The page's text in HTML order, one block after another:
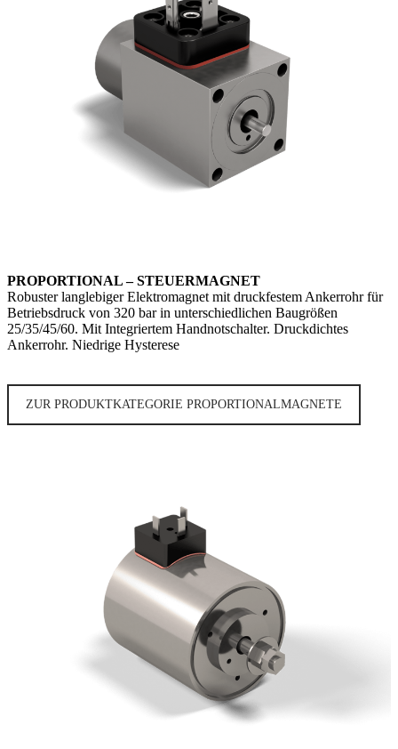
PROPORTIONAL – STEUERMAGNET
Robuster langlebiger Elektromagnet mit druckfestem Ankerrohr für
Betriebsdruck von 320 bar in unterschiedlichen Baugrößen
25/35/45/60. Mit Integriertem Handnotschalter. Druckdichtes
Ankerrohr. Niedrige Hysterese
ZUR PRODUKTKATEGORIE PROPORTIONALMAGNETE